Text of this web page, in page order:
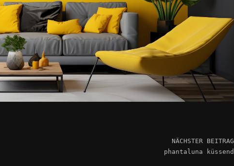
NÄCHSTER BEITRAG
phantaluna küssend